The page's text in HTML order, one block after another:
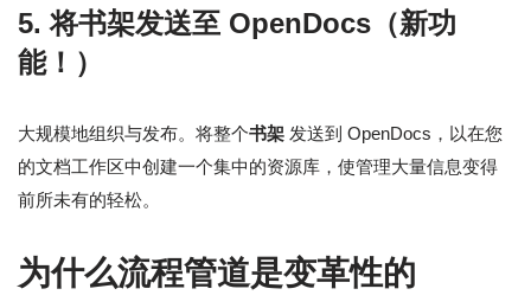
5. 将书架发送至 OpenDocs（新功
能！）
大规模地组织与发布。将整个书架 发送到 OpenDocs，以在您
的文档工作区中创建一个集中的资源库，使管理大量信息变得
前所未有的轻松。
为什么流程管道是变革性的